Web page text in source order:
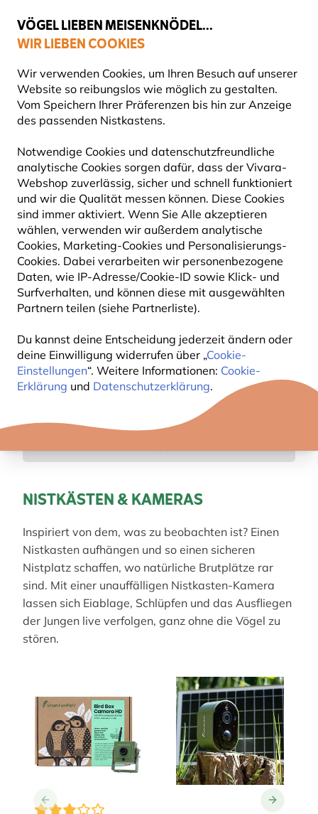
VÖGEL LIEBEN MEISENKNÖDEL...
WIR LIEBEN COOKIES
Wir verwenden Cookies, um Ihren Besuch auf unserer
Website so reibungslos wie möglich zu gestalten.
Vom Speichern Ihrer Präferenzen bis hin zur Anzeige
des passenden Nistkastens.
Notwendige Cookies und datenschutzfreundliche
analytische Cookies sorgen dafür, dass der Vivara-
Webshop zuverlässig, sicher und schnell funktioniert
und wir die Qualität messen können. Diese Cookies
sind immer aktiviert. Wenn Sie Alle akzeptieren
wählen, verwenden wir außerdem analytische
Cookies, Marketing-Cookies und Personalisierungs-
Cookies. Dabei verarbeiten wir personenbezogene
Daten, wie IP-Adresse/Cookie-ID sowie Klick- und
Surfverhalten, und können diese mit ausgewählten
Partnern teilen (siehe Partnerliste).
Du kannst deine Entscheidung jederzeit ändern oder
deine Einwilligung widerrufen über „Cookie-
Einstellungen“. Weitere Informationen: Cookie-
Erklärung und Datenschutzerklärung.
Gratis Versand ab 65 €
Wanderfalke Webcam
WANDERFALKE LIVE - FRÜHLING
HAUTNAH ERLEBEN
Der Wanderfalke gehört zu den beeindruckendsten
Greifvögeln Europas. Berühmt ist er für seinen
spektakulären Sturzflug, bei dem er bei der Jagd
enorme Geschwindigkeiten über 320 km/h erreicht.
Mit seinen spitzen Flügeln, dem kompakten Körper
und dem markanten dunklen „Bartstreif“ im Gesicht
ist er gut zu erkennen.
NISTKÄSTEN & KAMERAS
Inspiriert von dem, was zu beobachten ist? Einen
Nistkasten aufhängen und so einen sicheren
Nistplatz schaffen, wo natürliche Brutplätze rar
sind. Mit einer unauffälligen Nistkasten-Kamera
lassen sich Eiablage, Schlüpfen und das Ausfliegen
der Jungen live verfolgen, ganz ohne die Vögel zu
stören.